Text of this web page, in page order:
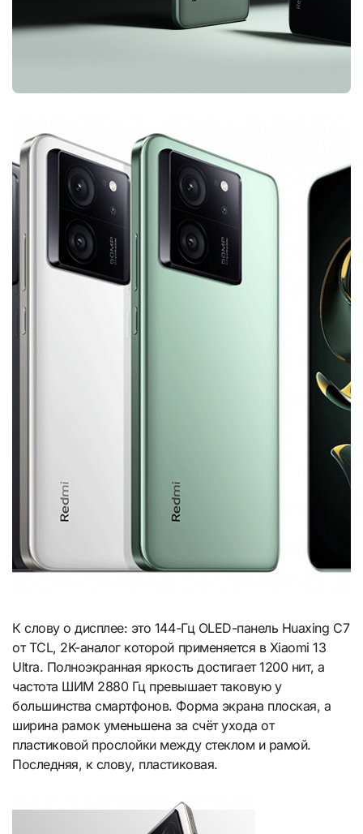
К слову о дисплее: это 144-Гц OLED-панель Huaxing C7
от TCL, 2K-аналог которой применяется в Xiaomi 13
Ultra. Полноэкранная яркость достигает 1200 нит, а
частота ШИМ 2880 Гц превышает таковую у
большинства смартфонов. Форма экрана плоская, а
ширина рамок уменьшена за счёт ухода от
пластиковой прослойки между стеклом и рамой.
Последняя, к слову, пластиковая.